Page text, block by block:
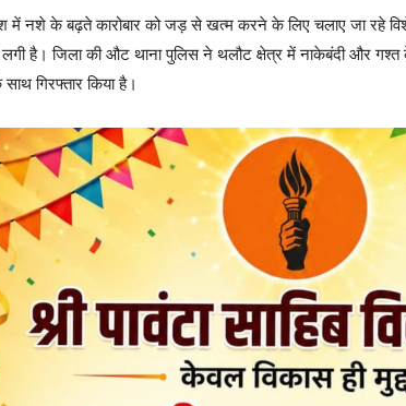
में नशे के बढ़ते कारोबार को जड़ से खत्म करने के लिए चलाए जा रहे
लगी है। जिला की औट थाना पुलिस ने थलौट क्षेत्र में नाकेबंदी और
गिरफ्तार किया है।